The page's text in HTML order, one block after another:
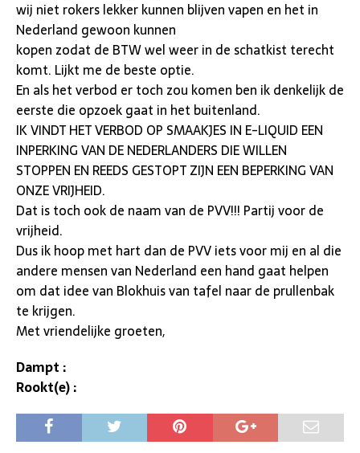
wij niet rokers lekker kunnen blijven vapen en het in
Nederland gewoon kunnen
kopen zodat de BTW wel weer in de schatkist terecht
komt. Lijkt me de beste optie.
En als het verbod er toch zou komen ben ik denkelijk de
eerste die opzoek gaat in het buitenland.
IK VINDT HET VERBOD OP SMAAKJES IN E-LIQUID EEN
INPERKING VAN DE NEDERLANDERS DIE WILLEN
STOPPEN EN REEDS GESTOPT ZIJN EEN BEPERKING VAN
ONZE VRIJHEID.
Dat is toch ook de naam van de PVV!!! Partij voor de
vrijheid.
Dus ik hoop met hart dan de PVV iets voor mij en al die
andere mensen van Nederland een hand gaat helpen
om dat idee van Blokhuis van tafel naar de prullenbak
te krijgen.
Met vriendelijke groeten,
Dampt :
Rookt(e) :